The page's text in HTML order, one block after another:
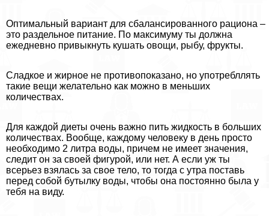
Оптимальный вариант для сбалансированного рациона –
это раздельное питание. По максимуму ты должна
ежедневно привыкнуть кушать овощи, рыбу, фрукты.
Сладкое и жирное не противопоказано, но употрeбллять
такие вещи желательно как можно в меньших
количествах.
Для каждой диеты очень важно пить жидкость в больших
количествах. Вообще, каждому человеку в день просто
необходимо 2 литра воды, причем не имеет значения,
следит он за своей фигурой, или нет. А если уж ты
всерьез взялась за свое тело, то тогда с утра поставь
перед собой бутылку воды, чтобы она постоянно была у
тебя на виду.